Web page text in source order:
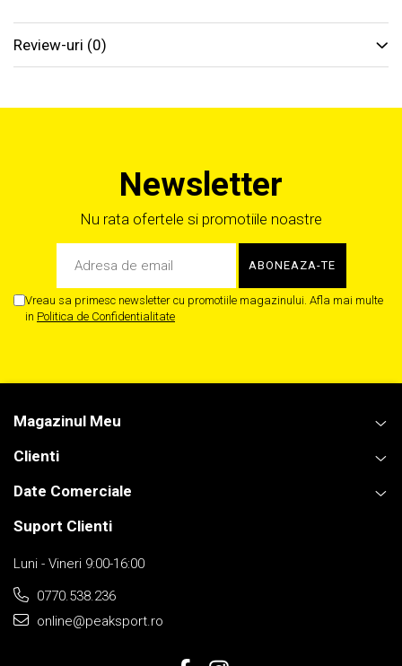
Review-uri (0)
Newsletter
Nu rata ofertele si promotiile noastre
Vreau sa primesc newsletter cu promotiile magazinului. Afla mai multe
in Politica de Confidentialitate
Magazinul Meu
Clienti
Date Comerciale
Suport Clienti
Luni - Vineri 9:00-16:00
0770.538.236
online@peaksport.ro